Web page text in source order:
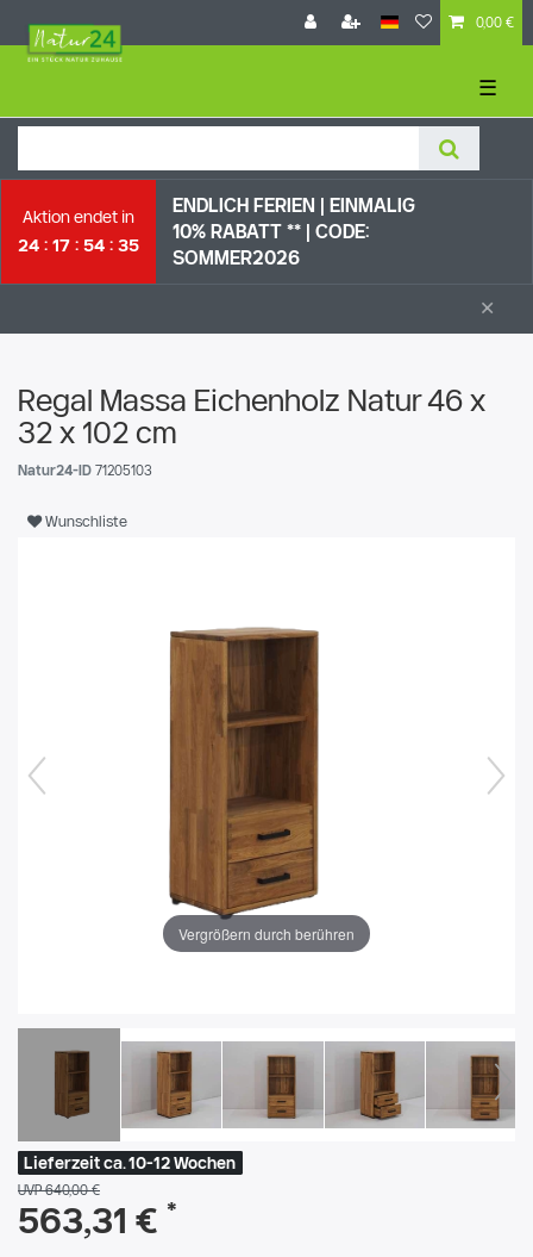
0,00 €
☰
Aktion endet in
24
17 54 34
ENDLICH FERIEN | EI NMALIG
10% RABATT ** | CODE:
SOMMER2026
×
Regal Massa Eichenholz Natur 46 x
32 x 102 cm
Natur24-ID 71205103
Wunschliste
Vergrößern durch berühren
Lieferzeit ca. 10-12 Wochen
UVP 640,00 €
563,31 € *